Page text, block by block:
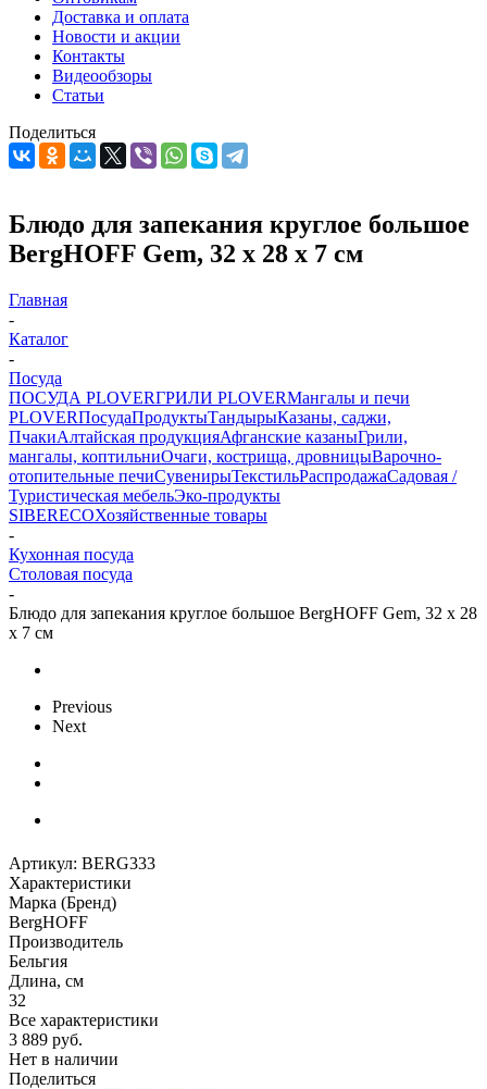
Доставка и оплата
Новости и акции
Контакты
Видеообзоры
Статьи
Поделиться
Блюдо для запекания круглое большое
BergHOFF Gem, 32 x 28 x 7 см
Главная
-
Каталог
-
Посуда
ПОСУДА PLOVERГРИЛИ PLOVERМангалы и печи
PLOVERПосудаПродуктыТандырыКазаны, саджи,
ПчакиАлтайская продукцияАфганские казаныГрили,
мангалы, коптильниОчаги, кострища, дровницыВарочно-
отопительные печиСувенирыТекстильРаспродажаСадовая /
Туристическая мебельЭко-продукты
SIBERECOХозяйственные товары
-
Кухонная посуда
Столовая посуда
-
Блюдо для запекания круглое большое BergHOFF Gem, 32 x 28
x 7 см
Previous
Next
Артикул: BERG333
Характеристики
Марка (Бренд)
BergHOFF
Производитель
Бельгия
Длина, см
32
Все характеристики
3 889 руб.
Нет в наличии
Поделиться